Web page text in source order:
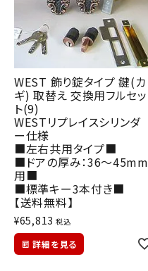
南京錠
認知症対策
INFORMATION
ACCOUNT MENU
ようこそ ゲスト 様
meeting_room ログイン person
WEST 飾り錠タイプ 鍵(カ
ギ) 取替え 交換用フルセッ
ト(9)
WESTリプレイスシリンダ
ー仕様
■左右共用タイプ■
■ドアの厚み：36～45mm
用■
■標準キー3本付き■
【送料無料】
¥65,813 税込
詳細を見る